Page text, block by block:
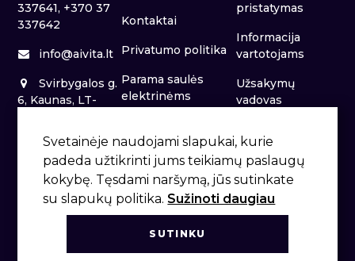
337641, +370 37
337642
info@aivita.lt
Svirbygalos g.
6, Kaunas, LT-
Kontaktai
Privatumo politika
Parama saulės
elektrinėms
pristatymas
Informacija
vartotojams
Užsakymų
vadovas
Svetainėje naudojami slapukai, kurie
padeda užtikrinti jums teikiamų paslaugų
kokybę. Tęsdami naršymą, jūs sutinkate
su slapukų politika. Sužinoti daugiau
SUTINKU